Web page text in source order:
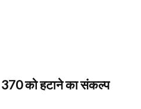
370 को हटाने का संकल्प